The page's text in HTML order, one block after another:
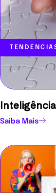
Saiba Mais